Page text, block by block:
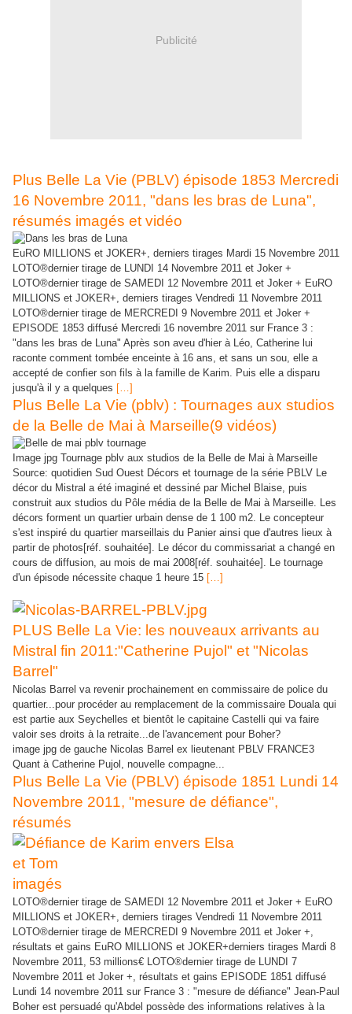
Publicité
Plus Belle La Vie (PBLV) épisode 1853 Mercredi
16 Novembre 2011, "dans les bras de Luna",
résumés imagés et vidéo
EuRO MILLIONS et JOKER+, derniers tirages Mardi 15 Novembre 2011
LOTO®dernier tirage de LUNDI 14 Novembre 2011 et Joker +
LOTO®dernier tirage de SAMEDI 12 Novembre 2011 et Joker + EuRO
MILLIONS et JOKER+, derniers tirages Vendredi 11 Novembre 2011
LOTO®dernier tirage de MERCREDI 9 Novembre 2011 et Joker +
EPISODE 1853 diffusé Mercredi 16 novembre 2011 sur France 3 :
"dans les bras de Luna" Après son aveu d'hier à Léo, Catherine lui
raconte comment tombée enceinte à 16 ans, et sans un sou, elle a
accepté de confier son fils à la famille de Karim. Puis elle a disparu
jusqu'à il y a quelques […]
Plus Belle La Vie (pblv) : Tournages aux studios
de la Belle de Mai à Marseille(9 vidéos)
Image jpg Tournage pblv aux studios de la Belle de Mai à Marseille
Source: quotidien Sud Ouest Décors et tournage de la série PBLV Le
décor du Mistral a été imaginé et dessiné par Michel Blaise, puis
construit aux studios du Pôle média de la Belle de Mai à Marseille. Les
décors forment un quartier urbain dense de 1 100 m2. Le concepteur
s'est inspiré du quartier marseillais du Panier ainsi que d'autres lieux à
partir de photos[réf. souhaitée]. Le décor du commissariat a changé en
cours de diffusion, au mois de mai 2008[réf. souhaitée]. Le tournage
d'un épisode nécessite chaque 1 heure 15 […]
PLUS Belle La Vie: les nouveaux arrivants au
Mistral fin 2011:"Catherine Pujol" et "Nicolas
Barrel"
Nicolas Barrel va revenir prochainement en commissaire de police du
quartier...pour procéder au remplacement de la commissaire Douala qui
est partie aux Seychelles et bientôt le capitaine Castelli qui va faire
valoir ses droits à la retraite...de l'avancement pour Boher?
image jpg de gauche Nicolas Barrel ex lieutenant PBLV FRANCE3
Quant à Catherine Pujol, nouvelle compagne...
Plus Belle La Vie (PBLV) épisode 1851 Lundi 14
Novembre 2011, "mesure de défiance",
résumés
imagés
LOTO®dernier tirage de SAMEDI 12 Novembre 2011 et Joker + EuRO
MILLIONS et JOKER+, derniers tirages Vendredi 11 Novembre 2011
LOTO®dernier tirage de MERCREDI 9 Novembre 2011 et Joker +,
résultats et gains EuRO MILLIONS et JOKER+derniers tirages Mardi 8
Novembre 2011, 53 millions€ LOTO®dernier tirage de LUNDI 7
Novembre 2011 et Joker +, résultats et gains EPISODE 1851 diffusé
Lundi 14 novembre 2011 sur France 3 : "mesure de défiance" Jean-Paul
Boher est persuadé qu'Abdel possède des informations relatives à la